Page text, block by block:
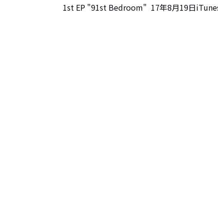
1st EP "91st Bedroom"  17年8月19日